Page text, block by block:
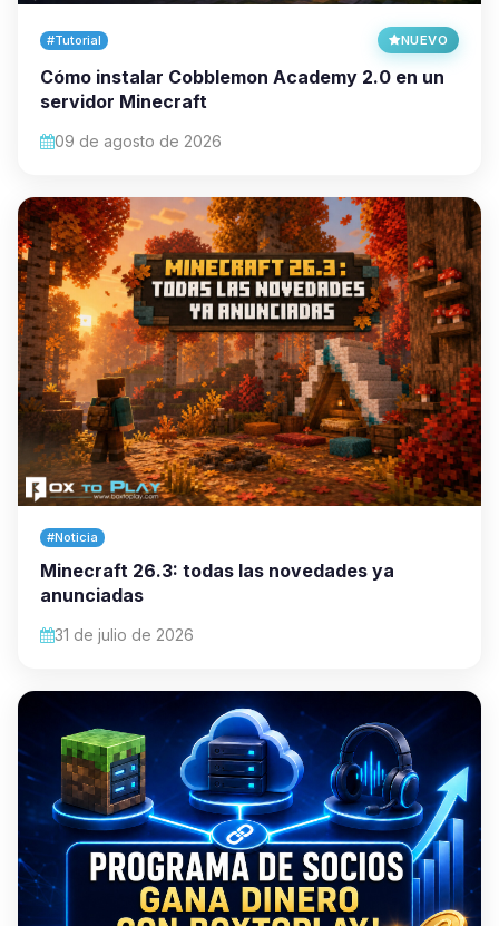
#Tutorial NUEVO
Cómo instalar Cobblemon Academy 2.0 en un
servidor Minecraft
09 de agosto de 2026
#Noticia
Minecraft 26.3: todas las novedades ya
anunciadas
31 de julio de 2026